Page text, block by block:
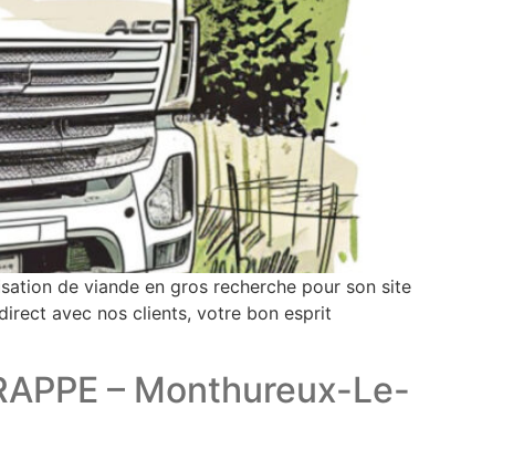
de viande en gros recherche pour son site
direct avec nos clients, votre bon esprit
– Monthureux-Le-